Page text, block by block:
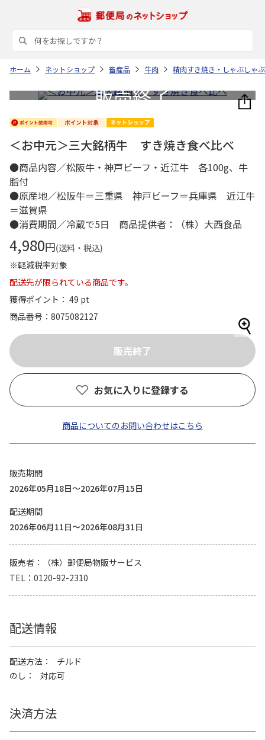
ホーム ネットショップ 畜産品 牛肉 精肉すき焼き・しゃぶしゃ
＜お中元＞三大銘柄牛 すき焼き食べ比べ
●商品内容／松阪牛・神戸ビーフ・近江牛 各100g、牛
脂付
●原産地／松阪牛＝三重県 神戸ビーフ＝兵庫県 近江牛
＝滋賀県
●消費期間／冷蔵で5日 商品提供者：（株）大西食品
4,980円(送料・税込)
※軽減税率対象
配送先が限られている商品です。
獲得ポイント： 49 pt
商品番号
8075082127
お気に入りに登録する
商品についてのお問い合わせはこちら
販売期間
2026年05月18日～2026年07月15日
配送期間
2026年06月11日～2026年08月31日
販売者
（株）郵便局物販サービス
TEL
0120-92-2310
配送情報
配送方法
チルド
のし
対応可
決済方法